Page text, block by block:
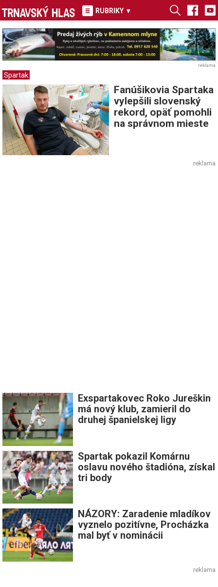
RUBRIKY ▾
reklama
Spartak
Fanúšikovia Spartaka
vylepšili slovenský
rekord, opäť pomohli
na správnom mieste
reklama
Exspartakovec Roko Jureškin
má nový klub, zamieril do
druhej španielskej ligy
Spartak pokazil Komárnu
oslavu nového štadióna, získal
tri body
NÁZORY: Zaradenie mladíkov
vyznelo pozitívne, Procházka
mal byť v nominácii
reklama